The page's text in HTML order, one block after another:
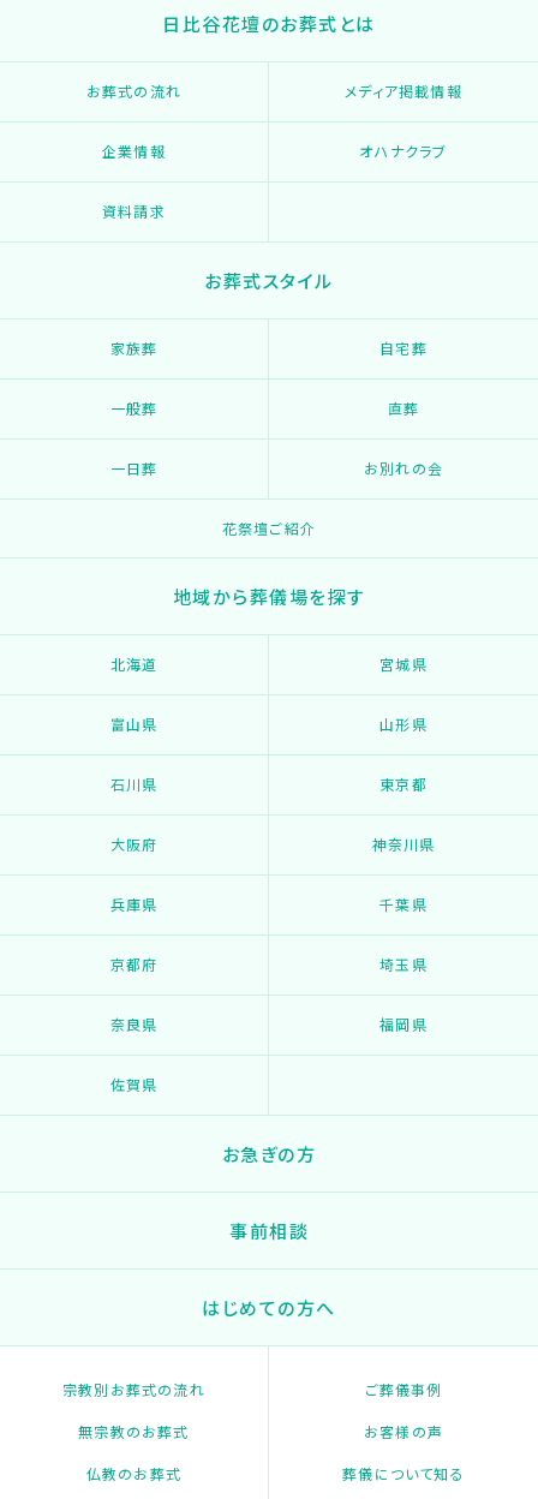
日比谷花壇のお葬式とは
お葬式の流れ メディア掲載情報
企業情報 オハナクラブ
資料請求
お葬式スタイル
家族葬 自宅葬
一般葬 直葬
一日葬 お別れの会
花祭壇ご紹介
地域から葬儀場を探す
北海道 宮城県
富山県 山形県
石川県 東京都
大阪府 神奈川県
兵庫県 千葉県
京都府 埼玉県
奈良県 福岡県
佐賀県
お急ぎの方
事前相談
はじめての方へ
宗教別お葬式の流れ
無宗教のお葬式
仏教のお葬式
ご葬儀事例
お客様の声
葬儀について知る